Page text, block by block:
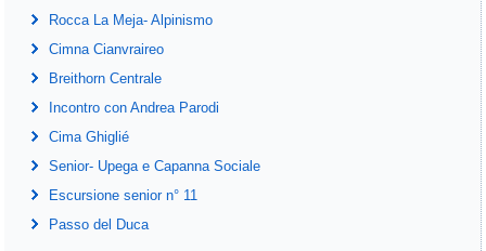
Rocca La Meja- Alpinismo
Cimna Cianvraireo
Breithorn Centrale
Incontro con Andrea Parodi
Cima Ghiglié
Senior- Upega e Capanna Sociale
Escursione senior n° 11
Passo del Duca